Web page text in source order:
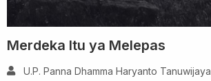
Merdeka Itu ya Melepas
U.P. Panna Dhamma Haryanto Tanuwijaya